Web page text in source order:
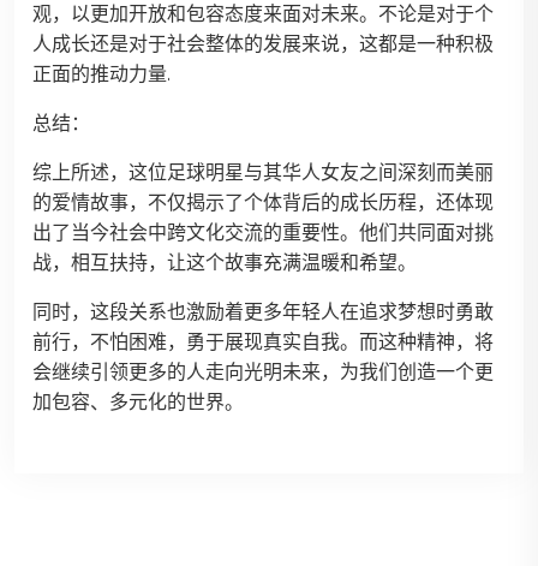
观，以更加开放和包容态度来面对未来。不论是对于个
人成长还是对于社会整体的发展来说，这都是一种积极
正面的推动力量.
总结：
综上所述，这位足球明星与其华人女友之间深刻而美丽
的爱情故事，不仅揭示了个体背后的成长历程，还体现
出了当今社会中跨文化交流的重要性。他们共同面对挑
战，相互扶持，让这个故事充满温暖和希望。
同时，这段关系也激励着更多年轻人在追求梦想时勇敢
前行，不怕困难，勇于展现真实自我。而这种精神，将
会继续引领更多的人走向光明未来，为我们创造一个更
加包容、多元化的世界。